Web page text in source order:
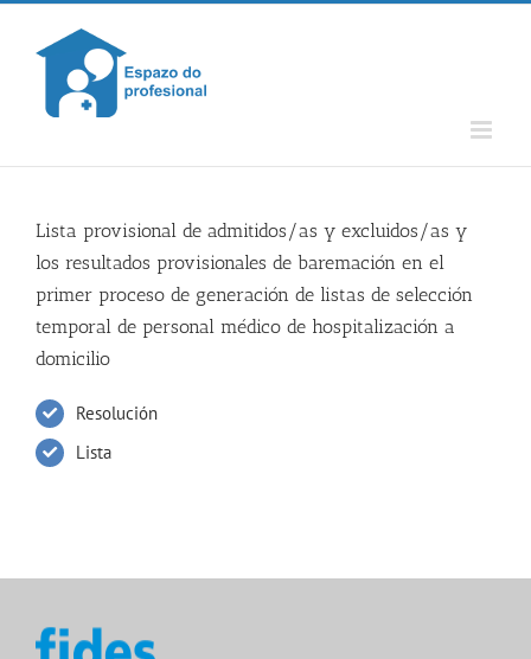
Skip
content
Lista provisional de admitidos/as y excluidos/as y
los resultados provisionales de baremación en el
primer proceso de generación de listas de selección
temporal de personal médico de hospitalización a
domicilio
Resolución
Lista